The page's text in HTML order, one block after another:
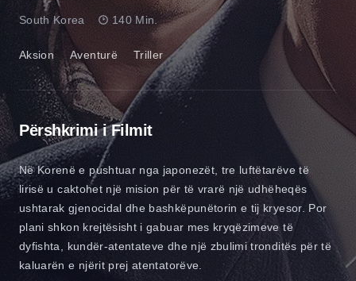
Aksion Aventurë Triller
South Korea 140 Min.
Përshkrimi i Filmit
Në Korenë e pushtuar nga japonezët, tre luftëtarëve të
lirisë u caktohet një mision për të vrarë një udhëheqës
ushtarak gjenocidal dhe bashkëpunëtorin e tij kryesor. Por
plani shkon krejtësisht i gabuar mes kryqëzimeve të
dyfishta, kundër-atentateve dhe një zbulimi tronditës për të
kaluarën e njërit prej atentatorëve.